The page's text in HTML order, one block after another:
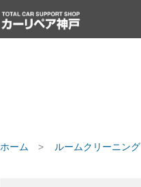
ホーム ルームクリーニング